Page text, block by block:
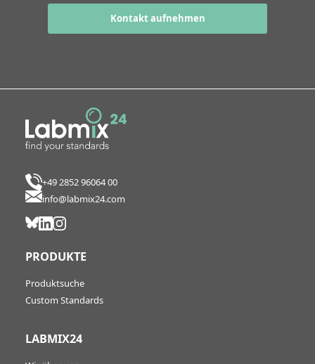
Kontakt aufnehmen
+49 2852 96064 00
info@labmix24.com
PRODUKTE
Produktsuche
Custom Standards
LABMIX24